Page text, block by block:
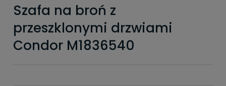
Szafa na broń z
przeszklonymi drzwiami
Condor M1836540